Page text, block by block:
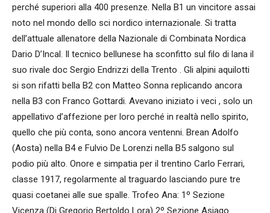
perché superiori alla 400 presenze. Nella B1 un vincitore assai
noto nel mondo dello sci nordico internazionale. Si tratta
dell’attuale allenatore della Nazionale di Combinata Nordica
Dario D’Incal. Il tecnico bellunese ha sconfitto sul filo di lana il
suo rivale doc Sergio Endrizzi della Trento . Gli alpini aquilotti
si son rifatti bella B2 con Matteo Sonna replicando ancora
nella B3 con Franco Gottardi. Avevano iniziato i veci , solo un
appellativo d’affezione per loro perché in realtà nello spirito,
quello che più conta, sono ancora ventenni. Brean Adolfo
(Aosta) nella B4 e Fulvio De Lorenzi nella B5 salgono sul
podio più alto. Onore e simpatia per il trentino Carlo Ferrari,
classe 1917, regolarmente al traguardo lasciando pure tre
quasi coetanei alle sue spalle. Trofeo Ana: 1º Sezione
Vicenza (Di Gregorio Bertoldo Lora) 2º Sezione Asiago